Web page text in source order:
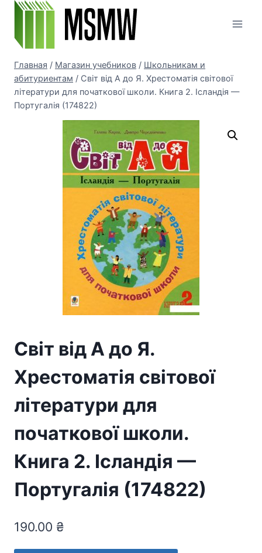
Перейти
содержимому
Главная / Магазин учебников / Школьникам и
абитуриентам / Світ від А до Я. Хрестоматія світової
літератури для початкової школи. Книга 2. Ісландія —
Португалія (174822)
Світ від А до Я.
Хрестоматія світової
літератури для
початкової школи.
Книга 2. Ісландія —
Португалія (174822)
190.00 ₴